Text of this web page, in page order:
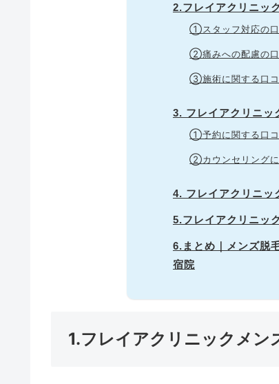
2.フレイアクリニッ
①スタッフ対応の口
②痛みへの配慮の口
③施術に関する口コ
3. フレイアクリニッ
①予約に関する口コ
②カウンセリングに
4. フレイアクリニッ
5.フレイアクリニッ
6.まとめ｜メンズ脱
宿院
1.フレイアクリニックメン